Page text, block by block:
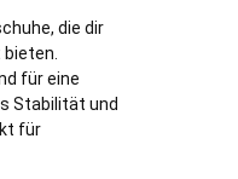
die dir
für eine
Stabilität und
für